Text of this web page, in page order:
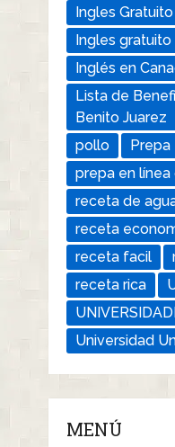
Ingles Gratuito
Ingles
Inglés en
Lista de
Benito Juarez
pollo
Prepa
prepa en línea
receta de
receta
receta facil
receta rica
Universidad
MENÚ